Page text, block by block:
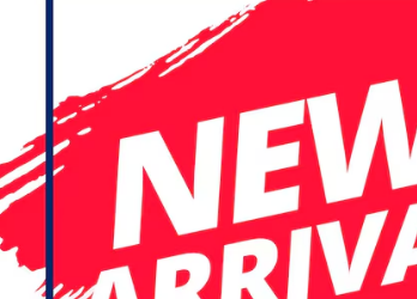
Login